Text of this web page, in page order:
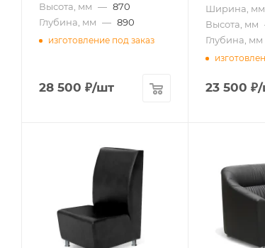
Высота, мм — 870
Глубина, мм — 890
изготовление под заказ
28 500 ₽/шт
Ширина, мм
Высота, мм
Глубина, мм
23 500 ₽/